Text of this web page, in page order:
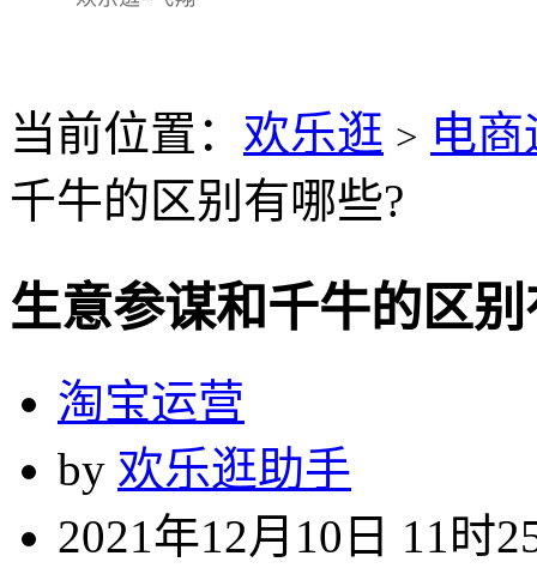
当前位置： 欢乐逛 > 电
千牛的区别有哪些?
生意参谋和千牛的区
淘宝运营
by 欢乐逛助手
2021年12月10日 11时